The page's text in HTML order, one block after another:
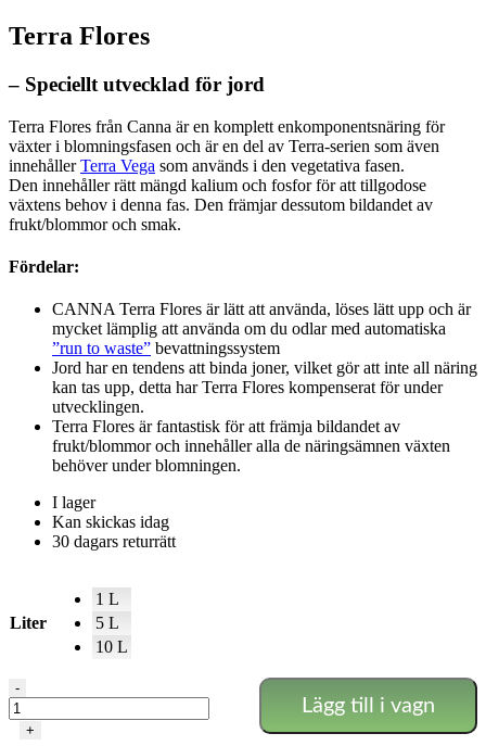
Terra Flores
– Speciellt utvecklad för jord
Terra Flores från Canna är en komplett enkomponentsnäring för
växter i blomningsfasen och är en del av Terra-serien som även
innehållerTerra Vega som används i den vegetativa fasen.
Den innehåller rätt mängd kalium och fosfor för att tillgodose
växtens behov i denna fas. Den främjar dessutom bildandet av
frukt/blommor och smak.
Fördelar:
CANNA Terra Flores är lätt att använda, löses lätt upp och är
mycket lämplig att använda om du odlar med automatiska
”run to waste” bevattningssystem
Jord har en tendens att binda joner, vilket gör att inte all näring
kan tas upp, detta har Terra Flores kompenserat för under
utvecklingen.
Terra Flores är fantastisk för att främja bildandet av
frukt/blommor och innehåller alla de näringsämnen växten
behöver under blomningen.
I lager
Kan skickas idag
30 dagars returrätt
Liter
1 L
5 L
10 L
Terra
Flores
mängd
-
+
Lägg till i vagn